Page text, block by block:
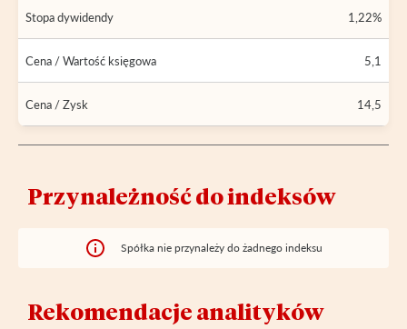
Stopa dywidendy 1,22%
Cena / Wartość księgowa 5,1
Cena / Zysk 14,5
Przynależność do indeksów
Spółka nie przynależy do żadnego indeksu
Rekomendacje analityków